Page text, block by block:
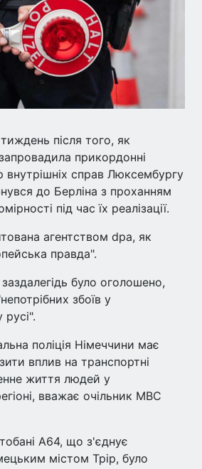
після того, як
прикордонні
внутрішніх справ Люксембургу
до Берліна з проханням
під час їх реалізації.
агентством dpa, як
правда".
було оголошено,
збоїв у
поліція Німеччини має
вплив на транспортні
життя людей у
вважає очільник МВС
A64, що з'єднує
містом Трір, було